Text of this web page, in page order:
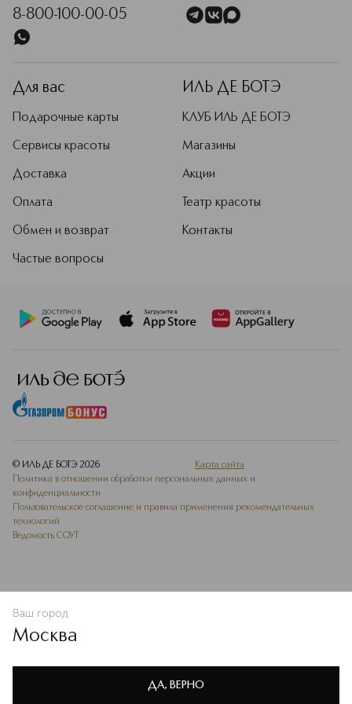
Политике конфиденциальности
В КОРЗИНУ
8-800-100-00-05
Для вас
Подарочные карты
Сервисы красоты
Доставка
Оплата
Обмен и возврат
Частые вопросы
ИЛЬ ДЕ БОТЭ
КЛУБ ИЛЬ ДЕ БОТЭ
Магазины
Акции
Театр красоты
Контакты
© ИЛЬ ДЕ БОТЭ 2026
Карта сайта
Политика в отношении обработки персональных данных и
конфиденциальности
Пользовательское соглашение и правила применения рекомендательных
технологий
Ведомость СОУТ
Ваш город
Москва
ДА, ВЕРНО